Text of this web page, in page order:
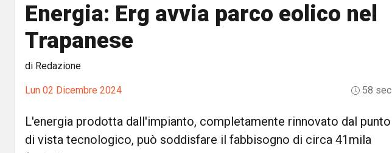
Energia: Erg avvia parco eolico nel
Trapanese
di Redazione
Lun 02 Dicembre 2024 58 sec
L'energia prodotta dall'impianto, completamente rinnovato dal punto
di vista tecnologico, può soddisfare il fabbisogno di circa 41mila